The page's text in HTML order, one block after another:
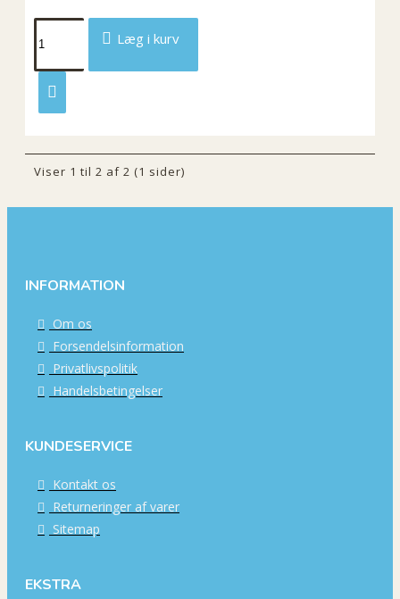
Læg i kurv
Viser 1 til 2 af 2 (1 sider)
INFORMATION
Om os
Forsendelsinformation
Privatlivspolitik
Handelsbetingelser
KUNDESERVICE
Kontakt os
Returneringer af varer
Sitemap
EKSTRA